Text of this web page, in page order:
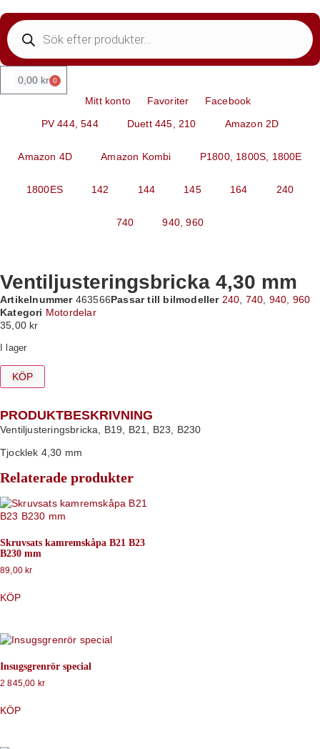
0,00 kr 0
Mitt konto Favoriter
Facebook
PV 444, 544
Duett 445, 210 Amazon 2D
Amazon 4D Amazon Kombi P1800, 1800S, 1800E
1800ES 142 144 145 164 240
740 940, 960
Ventiljusteringsbricka 4,30 mm
Artikelnummer 463566Passar till bilmodeller 240 740 940, 960
Kategori Motordelar
35,00 kr
I lager
KÖP
PRODUKTBESKRIVNING
Ventiljusteringsbricka, B19, B21, B23, B230
Tjocklek 4,30 mm
Relaterade produkter
Skruvsats kamremskåpa B21 B23
B230 mm
89,00kr
KÖP
Insugsgrenrör special
2 845,00 kr
KÖP